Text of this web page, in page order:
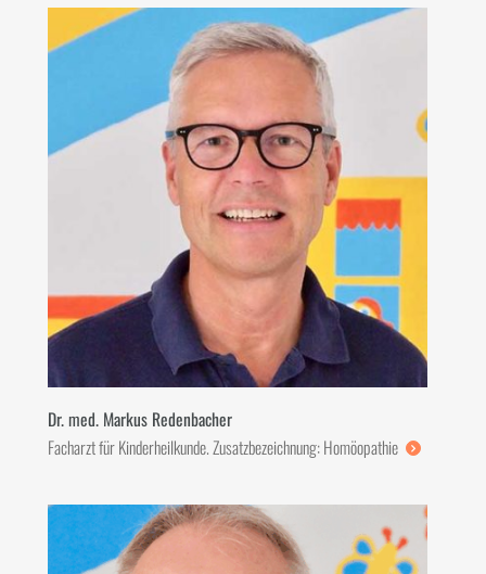
Dr. med. Markus Redenbacher
Facharzt für Kinderheilkunde. Zusatzbezeichnung: Homöopathie